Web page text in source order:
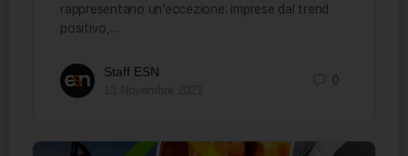
rappresentano un’eccezione: imprese dal trend
positivo,…
Staff ESN
0